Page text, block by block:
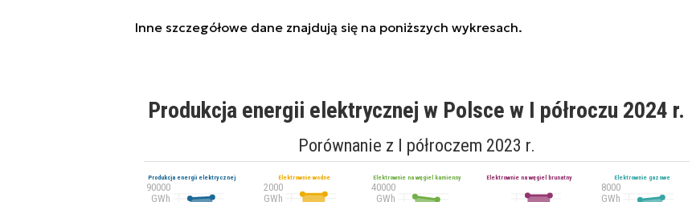
Inne szczegółowe dane znajdują się na poniższych wykresach.